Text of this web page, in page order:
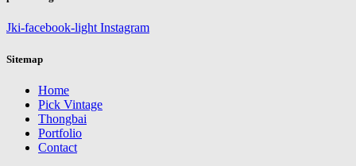
Jki-facebook-light Instagram
Sitemap
Home
Pick Vintage
Thongbai
Portfolio
Contact